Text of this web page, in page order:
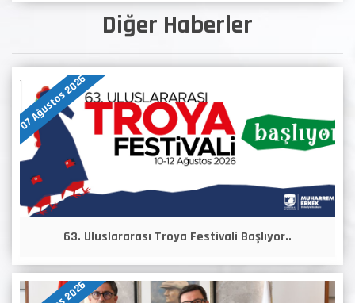
Diğer Haberler
07 Ağustos 2026
63. Uluslararası Troya Festivali Başlıyor..